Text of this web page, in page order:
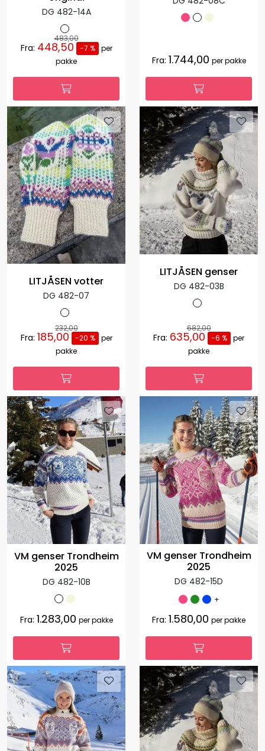
DG 482-14A
483,00
Fra: 448,50 -7 %
per
pakke
Fra: 1.744,00 per pakke
LITJÅSEN votter
DG 482-07
232,00
Fra: 185,00 -20 %
per
pakke
LITJÅSEN genser
DG 482-03B
682,00
Fra: 635,00 -6 % per
pakke
VM genser Trondheim
2025
DG 482-10B
Fra: 1.283,00 per pakke
VM genser Trondheim
2025
DG 482-15D
+
Fra: 1.580,00 per pakke